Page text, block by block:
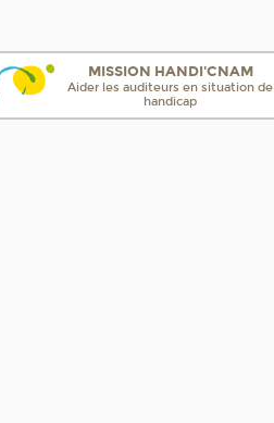
MISSION HANDI'CNAM
Aider les auditeurs en situation de
handicap